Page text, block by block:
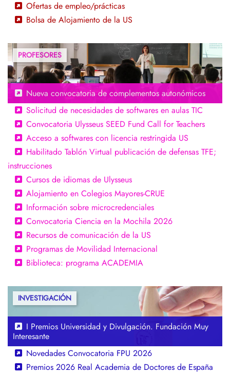
Ofertas de empleo/prácticas
Bolsa de Alojamiento de la US
Nueva convocatoria de complementos autonómicos
Solicitud de necesidades de softwares en aulas TIC
Convocatoria Ulysseus SEED Fund Call for Teachers
Acceso a softwares con licencia restringida US
Habilitado Tablón Virtual publicación de defensas TFE;
instrucciones
Cursos de idiomas de Ulysseus
Alojamiento en Colegios Mayores-CRUE
Información sobre microcredenciales
Convocatoria Ciencia en la Mochila 2026
Recursos de comunicación de la US
Programas de Movilidad Internacional
Biblioteca: programa ACADEMIA
I Premios Universidad y Divulgación. Fundación Muy
Interesante
Novedades Convocatoria FPU 2026
Premios 2026 Real Academia de Doctores de España